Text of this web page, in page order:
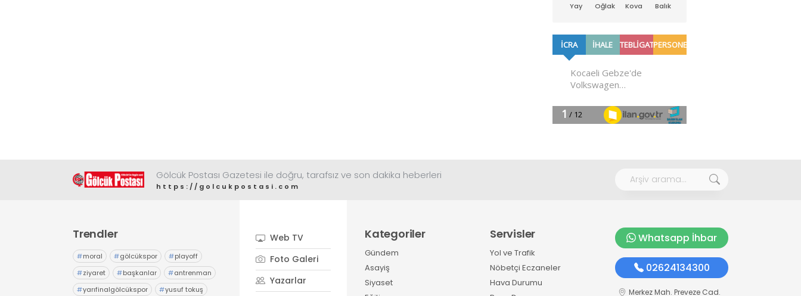
Yay Oğlak Kova Balık
Gölcük Postası Gazetesi ile doğru, tarafsız ve son dakika heberleri
https://golcukpostasi.com
Trendler
#moral #gölcükspor #playoff
#ziyaret #başkanlar #antrenman
#yarıfinalgölcükspor #yusuf tokuş
Web TV
Foto Galeri
Yazarlar
Kategoriler
Gündem
Asayiş
Siyaset
Servisler
Yol ve Trafik
Nöbetçi Eczaneler
Hava Durumu
Whatsapp İhbar
02624134300
Merkez Mah. Preveze Cad.